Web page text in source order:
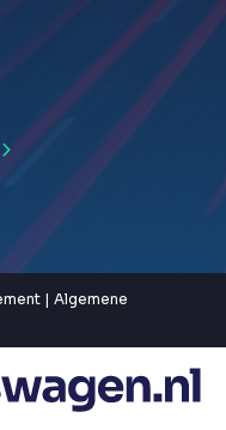
| Algemene